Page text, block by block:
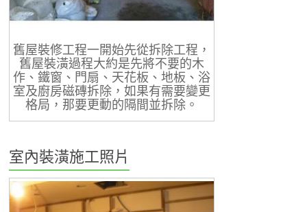
舊屋裝修工程一開始先從拆除工程，
舊屋裝潢過程大約是先將不要的木
作、鐵窗、門扇、天花板、地板、浴
室及廚房磁磚拆除，如果有需要變更
格局，那要更動的隔間並拆除。
室內裝潢施工照片